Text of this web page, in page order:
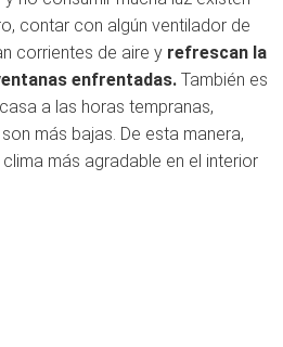
contar con algún ventilador de
corrientes de aire y refrescan la
enfrentadas. También es
a las horas tempranas,
más bajas. De esta manera,
más agradable en el interior